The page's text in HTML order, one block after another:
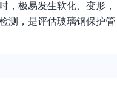
，极易发生软化、变形，
测，是评估玻璃钢保护管